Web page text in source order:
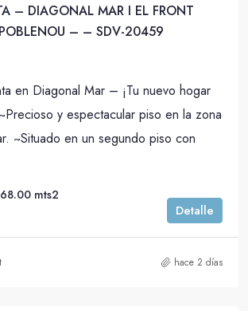
– DIAGONAL MAR I EL FRONT
– – SDV-20459
en Diagonal Mar – ¡Tu nuevo hogar
y espectacular piso en la zona
~Situado en un segundo piso con
68.00 mts2
Detalle
hace 2 días